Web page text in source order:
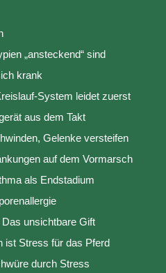
„ansteckend“ sind
krank
System leidet zuerst
aus dem Takt
Gelenke versteifen
auf dem Vormarsch
als Endstadium
unsichtbare Gift
ist Stress für das Pferd
durch Stress